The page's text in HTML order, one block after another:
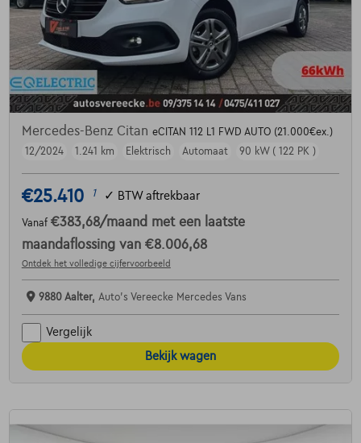
Mercedes-Benz Citan eCITAN 112 L1 FWD AUTO (21.000€ex.)
12/2024
1.241 km Elektrisch Automaat 90 kW ( 122 PK )
€25.410 1 ✓ BTW aftrekbaar
Vanaf €383,68/maand met een laatste
maandaflossing van €8.006,68
Ontdek het volledige cijfervoorbeeld
9880 Aalter, Auto's Vereecke Mercedes Vans
Vergelijk
Bekijk wagen